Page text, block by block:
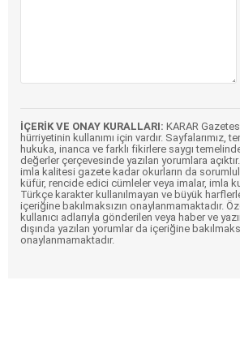
İÇERİK VE ONAY KURALLARI: KARAR
hürriyetinin kullanımı için vardır. Sayfalarımız,
hukuka, inanca ve farklı fikirlere saygı
değerler çerçevesinde yazılan yorumlara
imla kalitesi gazete kadar okurların da
küfür, rencide edici cümleler veya imalar, imla
Türkçe karakter kullanılmayan ve büyük
içeriğine bakılmaksızın onaylanmamaktadır.
kullanıcı adlarıyla gönderilen veya haber ve
dışında yazılan yorumlar da içeriğine
onaylanmamaktadır.